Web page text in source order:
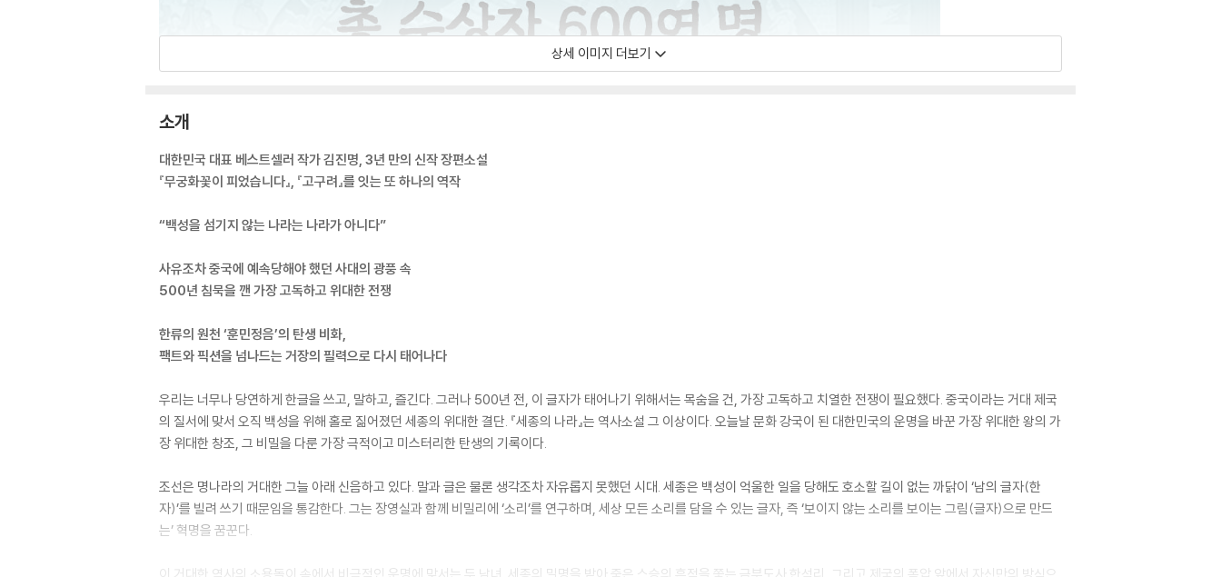
상세 이미지 더보기
소개
대한민국 대표 베스트셀러 작가 김진명, 3년 만의 신작 장편소설
『무궁화꽃이 피었습니다』, 『고구려』를 잇는 또 하나의 역작
“백성을 섬기지 않는 나라는 나라가 아니다”
사유조차 중국에 예속당해야 했던 사대의 광풍 속
500년 침묵을 깬 가장 고독하고 위대한 전쟁
한류의 원천 ‘훈민정음’의 탄생 비화,
팩트와 픽션을 넘나드는 거장의 필력으로 다시 태어나다
우리는 너무나 당연하게 한글을 쓰고, 말하고, 즐긴다. 그러나 500년 전, 이 글자가 태어나기 위해서는 목숨을 건, 가장 고독하고 치열한 전쟁이 필요했다. 중국이라는 거대 제국
의 질서에 맞서 오직 백성을 위해 홀로 짊어졌던 세종의 위대한 결단. 『세종의 나라』는 역사소설 그 이상이다. 오늘날 문화 강국이 된 대한민국의 운명을 바꾼 가장 위대한 왕의 가
장 위대한 창조, 그 비밀을 다룬 가장 극적이고 미스터리한 탄생의 기록이다.
조선은 명나라의 거대한 그늘 아래 신음하고 있다. 말과 글은 물론 생각조차 자유롭지 못했던 시대. 세종은 백성이 억울한 일을 당해도 호소할 길이 없는 까닭이 ‘남의 글자(한
자)’를 빌려 쓰기 때문임을 통감한다. 그는 장영실과 함께 비밀리에 ‘소리’를 연구하며, 세상 모든 소리를 담을 수 있는 글자, 즉 ‘보이지 않는 소리를 보이는 그림(글자)으로 만드
는’ 혁명을 꿈꾼다.